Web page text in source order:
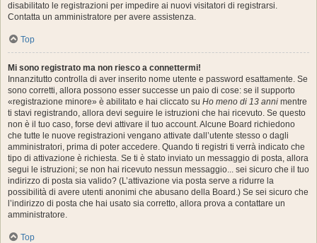
disabilitato le registrazioni per impedire ai nuovi visitatori di registrarsi.
Contatta un amministratore per avere assistenza.
Top
Mi sono registrato ma non riesco a connettermi!
Innanzitutto controlla di aver inserito nome utente e password esattamente. Se
sono corretti, allora possono esser successe un paio di cose: se il supporto
«registrazione minore» è abilitato e hai cliccato su Ho meno di 13 anni mentre
ti stavi registrando, allora devi seguire le istruzioni che hai ricevuto. Se questo
non è il tuo caso, forse devi attivare il tuo account. Alcune Board richiedono
che tutte le nuove registrazioni vengano attivate dall’utente stesso o dagli
amministratori, prima di poter accedere. Quando ti registri ti verrà indicato che
tipo di attivazione è richiesta. Se ti è stato inviato un messaggio di posta, allora
segui le istruzioni; se non hai ricevuto nessun messaggio... sei sicuro che il tuo
indirizzo di posta sia valido? (L’attivazione via posta serve a ridurre la
possibilità di avere utenti anonimi che abusano della Board.) Se sei sicuro che
l’indirizzo di posta che hai usato sia corretto, allora prova a contattare un
amministratore.
Top